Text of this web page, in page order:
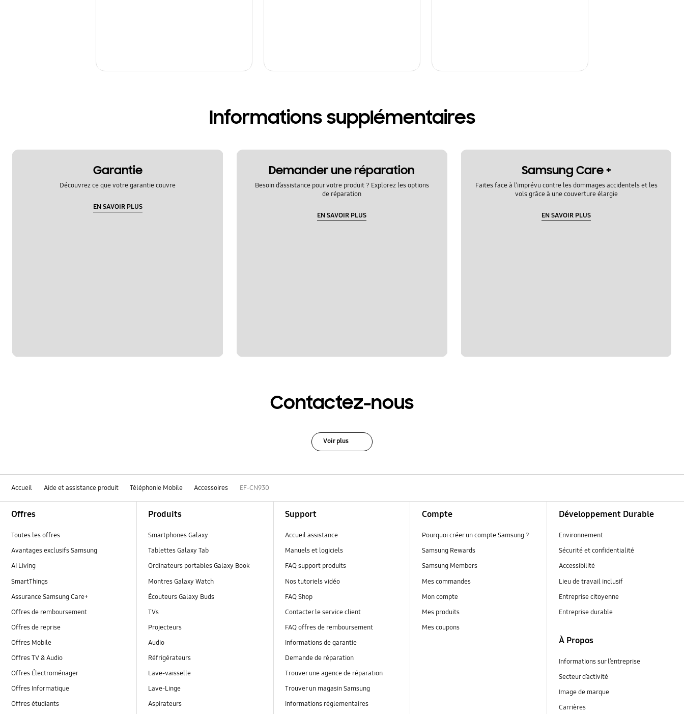
Informations supplémentaires
Garantie
Découvrez ce que votre garantie couvre
EN SAVOIR PLUS
Demander une réparation
Besoin d’assistance pour votre produit ? Explorez les options
de réparation
EN SAVOIR PLUS
Samsung Care +
Faites face à l’imprévu contre les dommages accidentels et les
vols grâce à une couverture élargie
EN SAVOIR PLUS
Contactez-nous
Voir plus
Accueil Aide et assistance produit Téléphonie Mobile Accessoires EF-CN930
Offres
Toutes les offres
Avantages exclusifs Samsung
AI Living
SmartThings
Assurance Samsung Care+
Offres de remboursement
Offres de reprise
Offres Mobile
Offres TV & Audio
Offres Électroménager
Offres Informatique
Offres étudiants
Produits
Smartphones Galaxy
Tablettes Galaxy Tab
Ordinateurs portables Galaxy Book
Montres Galaxy Watch
Écouteurs Galaxy Buds
TVs
Projecteurs
Audio
Réfrigérateurs
Lave-vaisselle
Lave-Linge
Aspirateurs
Support
Accueil assistance
Manuels et logiciels
FAQ support produits
Nos tutoriels vidéo
FAQ Shop
Contacter le service client
FAQ offres de remboursement
Informations de garantie
Demande de réparation
Trouver une agence de réparation
Trouver un magasin Samsung
Informations réglementaires
Compte
Pourquoi créer un compte Samsung ?
Samsung Rewards
Samsung Members
Mes commandes
Mon compte
Mes produits
Mes coupons
Développement Durable
Environnement
Sécurité et confidentialité
Accessibilité
Lieu de travail inclusif
Entreprise citoyenne
Entreprise durable
À Propos
Informations sur l’entreprise
Secteur d’activité
Image de marque
Carrières